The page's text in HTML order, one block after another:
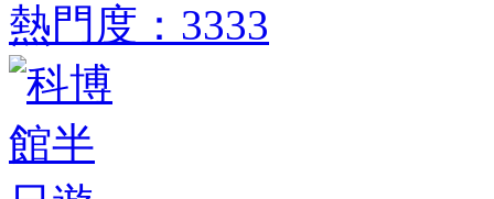
熱門度：3333